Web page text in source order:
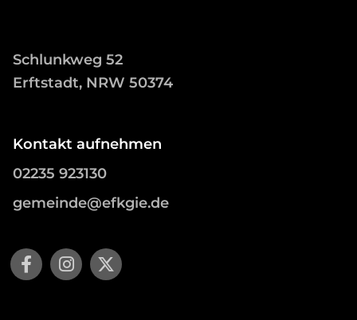
Schlunkweg 52
Erftstadt, NRW 50374
Kontakt aufnehmen
02235 923130
gemeinde@efkgie.de